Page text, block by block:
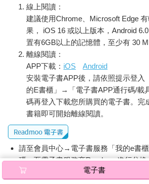
線上閱讀：
建議使用Chrome、Microsoft Edge
果， iOS 16 或以上版本，Android
置有6GB以上的記憶體，至少有 30
離線閱讀：
APP下載： iOS
Android
安裝電子書APP後，請依照提示登
的E書櫃」→「電子書APP通行碼/載
碼再登入下載您所購買的電子書。完
書籍即可開始離線閱讀。
請至會員中心→電子書服務「我的e書
碼』至電子書服務商Readmoo進行兌換
退換貨須知：